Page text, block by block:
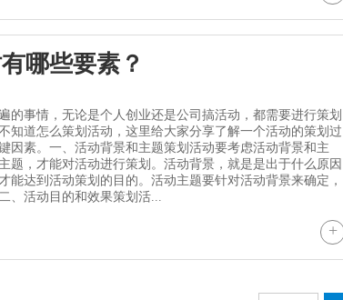
哪些要素？
的事情，无论是个人创业还是公司搞活动，都需要进行策划
知道怎么策划活动，这里给大家分享了解一个活动的策划过
因素。一、活动背景和主题策划活动要考虑活动背景和主
题，才能对活动进行策划。活动背景，就是是出于什么原因
能达到活动策划的目的。活动主题要针对活动背景来确定，
、活动目的和效果策划活...
+